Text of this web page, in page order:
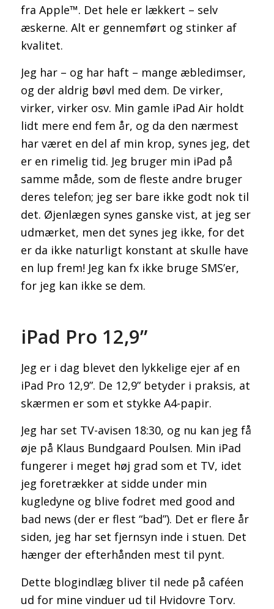
fra Apple™. Det hele er lækkert – selv
æskerne. Alt er gennemført og stinker af
kvalitet.
Jeg har – og har haft – mange æbledimser,
og der aldrig bøvl med dem. De virker,
virker, virker osv. Min gamle iPad Air holdt
lidt mere end fem år, og da den nærmest
har været en del af min krop, synes jeg, det
er en rimelig tid. Jeg bruger min iPad på
samme måde, som de fleste andre bruger
deres telefon; jeg ser bare ikke godt nok til
det. Øjenlægen synes ganske vist, at jeg ser
udmærket, men det synes jeg ikke, for det
er da ikke naturligt konstant at skulle have
en lup frem! Jeg kan fx ikke bruge SMS’er,
for jeg kan ikke se dem.
iPad Pro 12,9”
Jeg er i dag blevet den lykkelige ejer af en
iPad Pro 12,9”. De 12,9” betyder i praksis, at
skærmen er som et stykke A4-papir.
Jeg har set TV-avisen 18:30, og nu kan jeg få
øje på Klaus Bundgaard Poulsen. Min iPad
fungerer i meget høj grad som et TV, idet
jeg foretrækker at sidde under min
kugledyne og blive fodret med good and
bad news (der er flest “bad”). Det er flere år
siden, jeg har set fjernsyn inde i stuen. Det
hænger der efterhånden mest til pynt.
Dette blogindlæg bliver til nede på caféen
ud for mine vinduer ud til Hvidovre Torv.